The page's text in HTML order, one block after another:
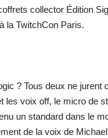
collector Édition
la TwitchCon Paris.
? Tous deux ne jurent
voix off, le micro de
un standard dans le
de la voix de